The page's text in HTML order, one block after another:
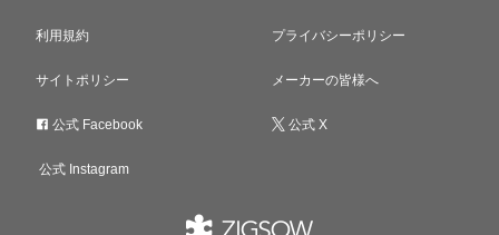
利用規約 プライバシーポリシー
サイトポリシー メーカーの皆様へ
公式 Facebook 公式 X
公式 Instagram